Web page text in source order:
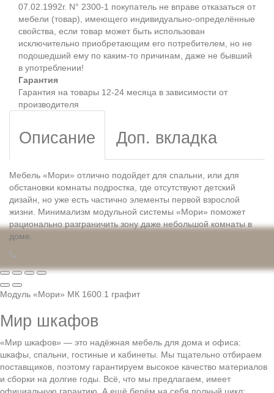
07.02.1992г. N° 2300-1 покупатель не вправе отказаться от
мебели (товар), имеющего индивидуально-определённые
свойства, если товар может быть использован
исключительно приобретающим его потребителем, но не
подошедший eмy по каким-то причинам, даже не бывший
в употреблении!
Гарантия
Гарантия на товары 12-24 месяца в зависимости от
производителя
Описание Доп. вкладка
Мебель «Мори» отлично подойдет для спальни, или для
обстановки комнаты подростка, где отсутствуют детский
дизайн, но уже есть частично элементы первой взрослой
жизни. Минимализм модульной системы «Мори» поможет
рационально разграничить зону даже небольшой комнаты в
доме.
Модуль «Мори» МК 1600.1 графит
Мир шкафов
«Мир шкафов» — это надёжная мебель для дома и офиса:
шкафы, спальни, гостиные и кабинеты. Мы тщательно отбираем
поставщиков, поэтому гарантируем высокое качество материалов
и сборки на долгие годы. Всё, что мы предлагаем, имеет